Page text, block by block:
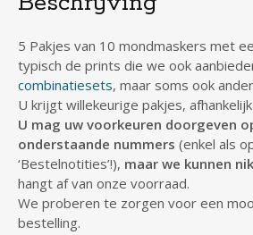
5 Pakjes van 10 mondmaskers met
typisch de prints die we ook
combinatiesets, maar soms ook
U krijgt willekeurige pakjes,
U mag uw voorkeuren doorgeven
onderstaande nummers (enkel als
‘Bestelnotities’!), maar we kunnen
hangt af van onze voorraad.
We proberen te zorgen voor een
bestelling.